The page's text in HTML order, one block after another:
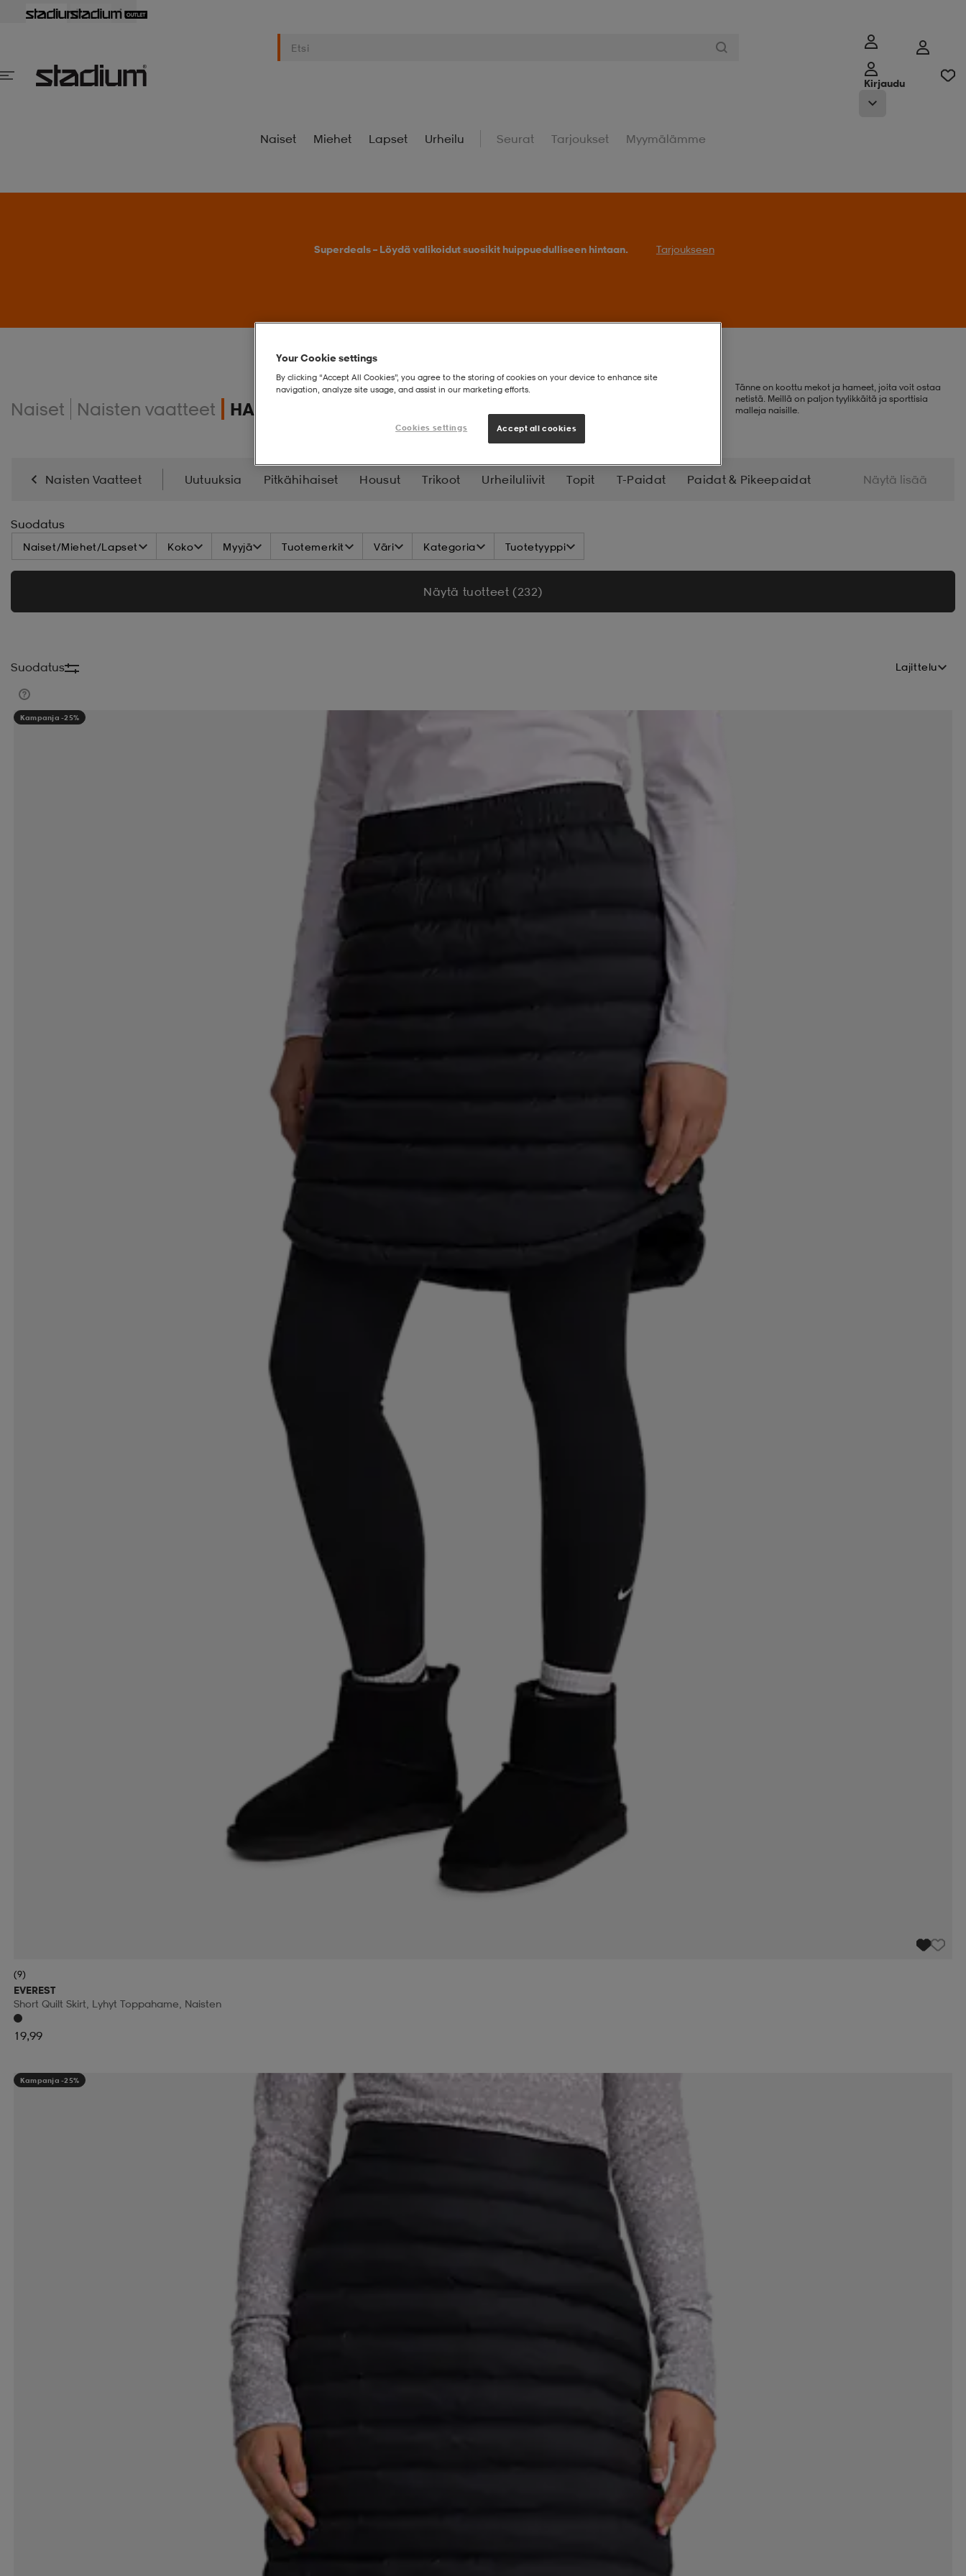
Kirjaudu
Naiset Miehet Lapset Urheilu Seurat Tarjoukset Myymälämme
Superdeals – Löydä valikoidut suosikit huippuedulliseen hintaan. Tarjoukseen
Naiset Naisten vaatteet HAMEET JA MEKOT
Tänne on koottu mekot ja hameet, joita voit ostaa
netistä. Meillä on paljon tyylikkäitä ja sporttisia
malleja naisille.
Naisten Vaatteet Uutuuksia Pitkähihaiset Housut Trikoot Urheiluliivit Topit T-Paidat Paidat & Pikeepaidat
Hameet & Mekot
Näytä lisää
Suodatus
Naiset/Miehet/Lapset Koko Myyjä Tuotemerkit Väri Kategoria Tuotetyyppi
Näytä tuotteet (232)
Suodatus Lajittelu
Kampanja -25%
(9)
EVEREST
Short Quilt Skirt, Lyhyt Toppahame, Naisten
19,99
Kampanja -25%
Your Cookie settings
By clicking “Accept All Cookies”, you agree to the storing of cookies on your device to enhance site
navigation, analyze site usage, and assist in our marketing efforts.
Cookies settings Accept all cookies